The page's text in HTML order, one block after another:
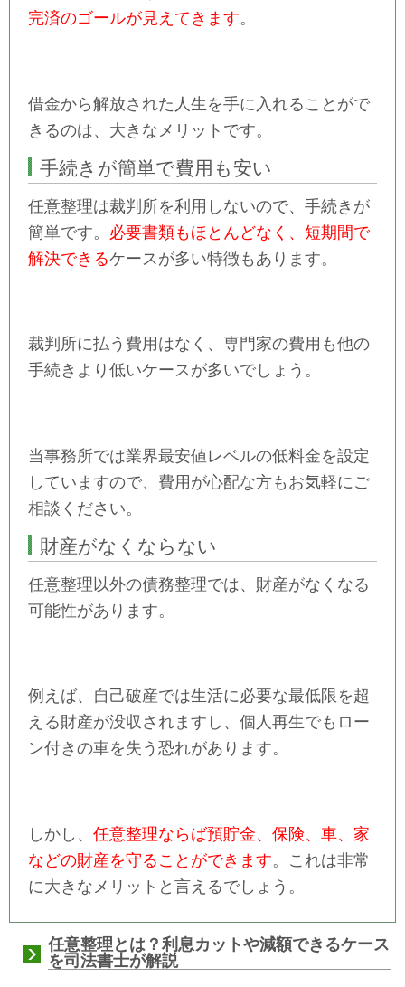
完済のゴールが見えてきます。
借金から解放された人生を手に入れることがで
きるのは、大きなメリットです。
手続きが簡単で費用も安い
任意整理は裁判所を利用しないので、手続きが
簡単です。 必要書類もほとんどなく、短期間で
解決できるケースが多い特徴もあります。
裁判所に払う費用はなく、専門家の費用も他の
手続きより低いケースが多いでしょう。
当事務所では業界最安値レベルの低料金を設定
していますので、費用が心配な方もお気軽にご
相談ください。
財産がなくならない
任意整理以外の債務整理では、財産がなくなる
可能性があります。
例えば、自己破産では生活に必要な最低限を超
える財産が没収されますし、個人再生でもロー
ン付きの車を失う恐れがあります。
しかし、 任意整理ならば預貯金、保険、車、家
などの財産を守ることができます。これは非常
に大きなメリットと言えるでしょう。
任意整理とは？利息カットや減額できるケース
を司法書士が解説